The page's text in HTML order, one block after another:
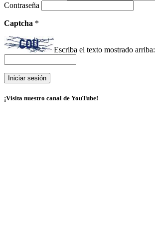
Contraseña
Captcha *
Escriba el texto mostrado arriba:
¡Visita nuestro canal de YouTube!